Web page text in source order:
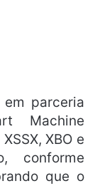
parceria
Machine
XBO e
conforme
que o